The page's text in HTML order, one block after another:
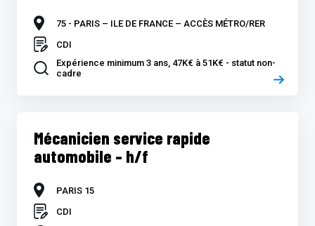
75 - PARIS – ILE DE FRANCE – ACCÈS MÉTRO/RER
CDI
Expérience minimum 3 ans, 47K€ à 51K€ - statut non-
cadre
Mécanicien service rapide
automobile – h/f
PARIS 15
CDI